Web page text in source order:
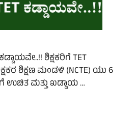
ಶಿಕ್ಷಕರಿಗೆ TET
ಶಿಕ್ಷಣ ಮಂಡಳಿ (NCTE) ಯು 6
ಉಚಿತ ಮತ್ತು ಖಡ್ಡಾಯ …